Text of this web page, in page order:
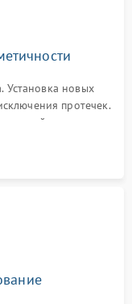
Установка новых
протечек.
системы,
поплавка.